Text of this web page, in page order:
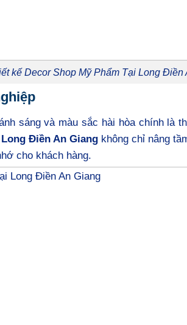
kế Decor Shop Mỹ Phẩm Tại Long Điền
sáng và màu sắc hài hòa chính là
Điền An Giangkhông chỉ nâng
cho khách hàng.